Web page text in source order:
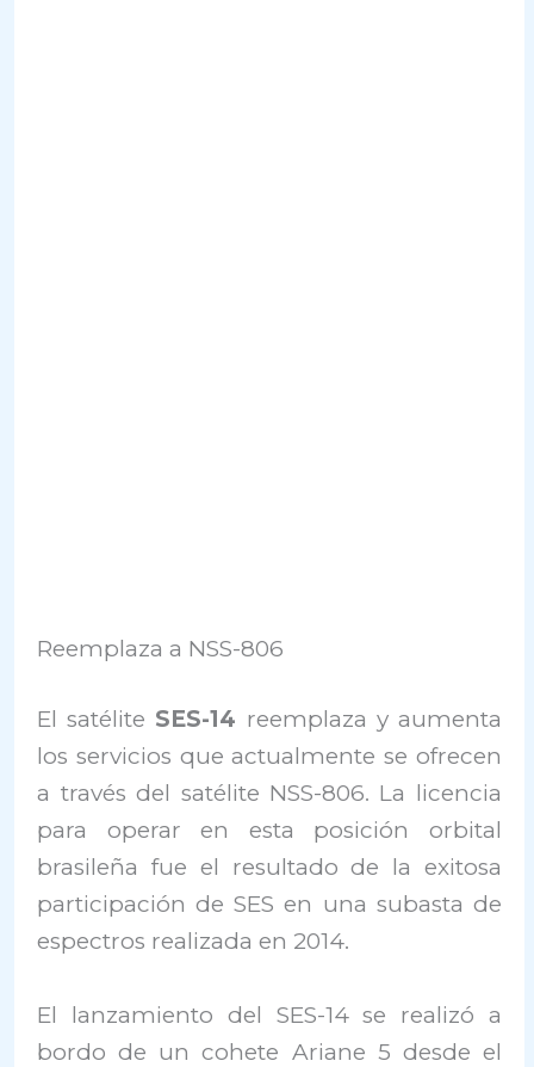
Reemplaza a NSS-806
El satélite SES-14 reemplaza y aumenta
los servicios que actualmente se ofrecen
a través del satélite NSS-806. La licencia
para operar en esta posición orbital
brasileña fue el resultado de la exitosa
participación de SES en una subasta de
espectros realizada en 2014.
El lanzamiento del SES-14 se realizó a
bordo de un cohete Ariane 5 desde el